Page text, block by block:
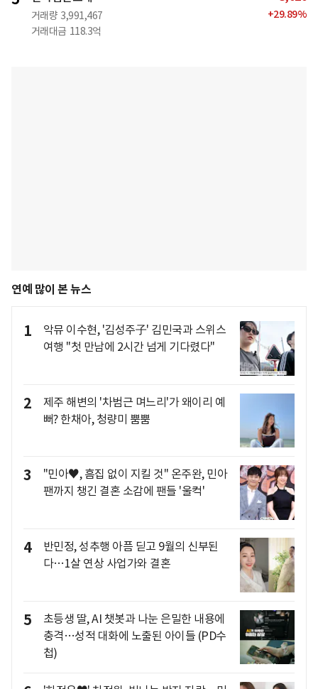
거래량 3,991,467
거래대금 118.3억
+29.89%
연예 많이 본 뉴스
1
악뮤 이수현, '김성주子' 김민국과 스위스
여행 "첫 만남에 2시간 넘게 기다렸다"
2
제주 해변의 '차범근 며느리'가 왜이리 예
뻐? 한채아, 청량미 뿜뿜
3
"민아♥, 흠집 없이 지킬 것" 온주완, 민아
팬까지 챙긴 결혼 소감에 팬들 '울컥'
4
반민정, 성추행 아픔 딛고 9월의 신부된
다…1살 연상 사업가와 결혼
5
초등생 딸, AI 챗봇과 나눈 은밀한 내용에
충격…성적 대화에 노출된 아이들 (PD수
첩)